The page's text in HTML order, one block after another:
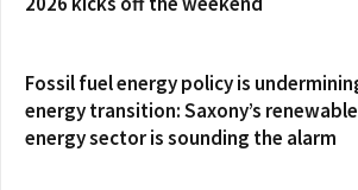
Fossil fuel energy policy is
energy transition: Saxony’s renewable
energy sector is sounding the alarm